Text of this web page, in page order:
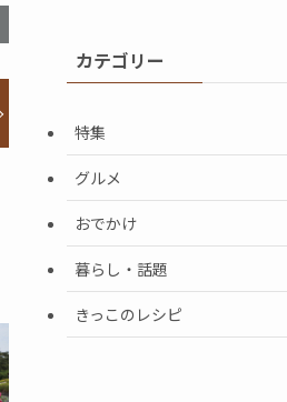
カテゴリー
特集
グルメ
おでかけ
暮らし・話題
きっこのレシピ